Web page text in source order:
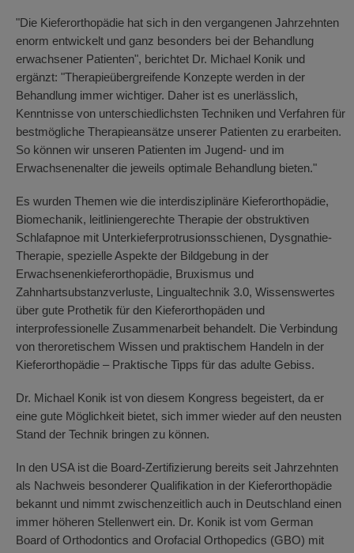
"Die Kieferorthopädie hat sich in den vergangenen Jahrzehnten
enorm entwickelt und ganz besonders bei der Behandlung
erwachsener Patienten", berichtet Dr. Michael Konik und
ergänzt: "Therapieübergreifende Konzepte werden in der
Behandlung immer wichtiger. Daher ist es unerlässlich,
Kenntnisse von unterschiedlichsten Techniken und Verfahren für
bestmögliche Therapieansätze unserer Patienten zu erarbeiten.
So können wir unseren Patienten im Jugend- und im
Erwachsenenalter die jeweils optimale Behandlung bieten."
Es wurden Themen wie die interdisziplinäre Kieferorthopädie,
Biomechanik, leitliniengerechte Therapie der obstruktiven
Schlafapnoe mit Unterkieferprotrusionsschienen, Dysgnathie-
Therapie, spezielle Aspekte der Bildgebung in der
Erwachsenenkieferorthopädie, Bruxismus und
Zahnhartsubstanzverluste, Lingualtechnik 3.0, Wissenswertes
über gute Prothetik für den Kieferorthopäden und
interprofessionelle Zusammenarbeit behandelt. Die Verbindung
von theroretischem Wissen und praktischem Handeln in der
Kieferorthopädie – Praktische Tipps für das adulte Gebiss.
Dr. Michael Konik ist von diesem Kongress begeistert, da er
eine gute Möglichkeit bietet, sich immer wieder auf den neusten
Stand der Technik bringen zu können.
In den USA ist die Board-Zertifizierung bereits seit Jahrzehnten
als Nachweis besonderer Qualifikation in der Kieferorthopädie
bekannt und nimmt zwischenzeitlich auch in Deutschland einen
immer höheren Stellenwert ein. Dr. Konik ist vom German
Board of Orthodontics and Orofacial Orthopedics (GBO) mit